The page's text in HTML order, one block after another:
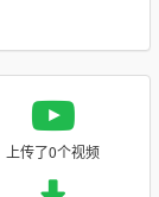
上传了0个视频